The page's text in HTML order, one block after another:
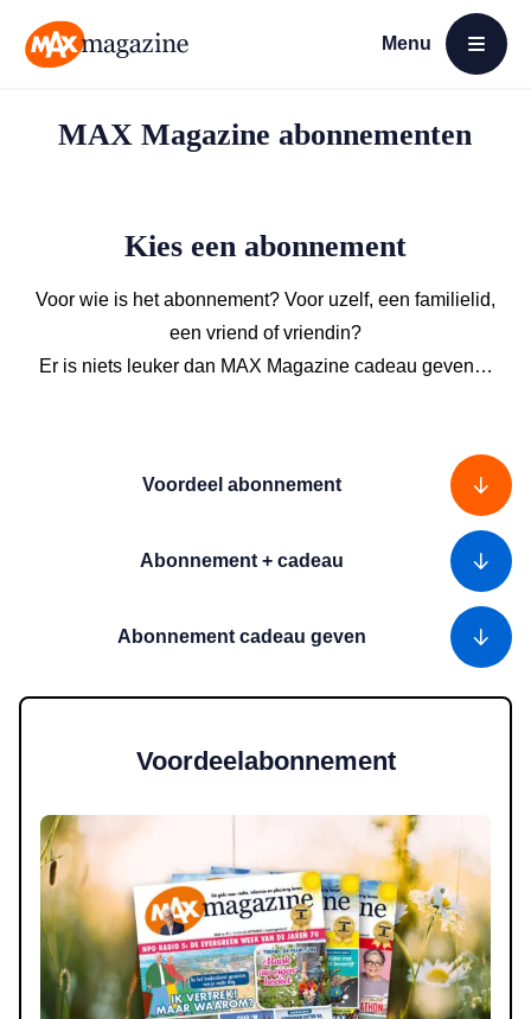
Menu
Open menu
MAX Magazine abonnementen
Kies een abonnement
Voor wie is het abonnement? Voor uzelf, een familielid,
een vriend of vriendin?
Er is niets leuker dan MAX Magazine cadeau geven…
Voordeel abonnement
Abonnement + cadeau
Abonnement cadeau geven
Voordeelabonnement
Lees meer over 12 weken MAX Magazine